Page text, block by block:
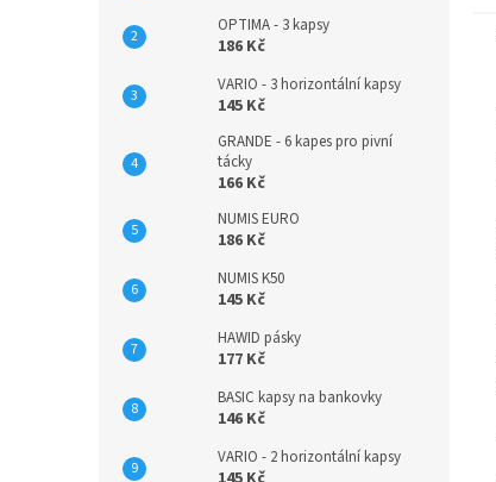
OPTIMA - 3 kapsy
186 Kč
VARIO - 3 horizontální kapsy
145 Kč
GRANDE - 6 kapes pro pivní
tácky
166 Kč
NUMIS EURO
186 Kč
NUMIS K50
145 Kč
HAWID pásky
177 Kč
BASIC kapsy na bankovky
146 Kč
VARIO - 2 horizontální kapsy